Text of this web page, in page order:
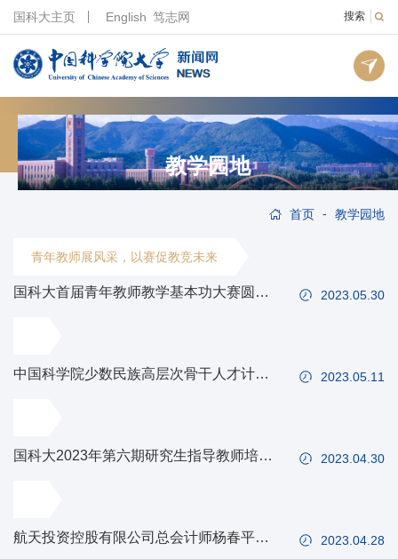
搜索
国科大主页 English 笃志网
教学园地
首页 - 教学园地
青年教师展风采，以赛促教竞未来
2023.05.30
国科大首届青年教师教学基本功大赛圆满
2023.05.11
中国科学院少数民族高层次骨干人才计划
2023.04.30
国科大2023年第六期研究生指导教师培训
2023.04.28
航天投资控股有限公司总会计师杨春平为